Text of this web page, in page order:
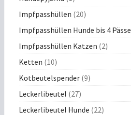
Impfpasshüllen (20)
Impfpasshüllen Hunde bis 4 Pässe
Impfpasshüllen Katzen (2)
Ketten (10)
Kotbeutelspender (9)
Leckerlibeutel (27)
Leckerlibeutel Hunde (22)